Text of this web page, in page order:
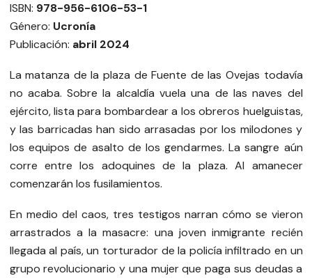
ISBN: 978-956-6106-53-1
Género: Ucronía
Publicación: abril 2024
La matanza de la plaza de Fuente de las Ovejas todavía
no acaba. Sobre la alcaldía vuela una de las naves del
ejército, lista para bombardear a los obreros huelguistas,
y las barricadas han sido arrasadas por los milodones y
los equipos de asalto de los gendarmes. La sangre aún
corre entre los adoquines de la plaza. Al amanecer
comenzarán los fusilamientos.
En medio del caos, tres testigos narran cómo se vieron
arrastrados a la masacre: una joven inmigrante recién
llegada al país, un torturador de la policía infiltrado en un
grupo revolucionario y una mujer que paga sus deudas a